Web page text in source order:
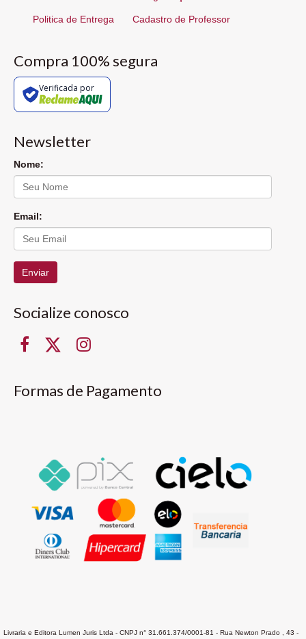
Politica de Entrega Cadastro de Professor
Compra 100% segura
Verificada por
Newsletter
Nome:
Email:
Enviar
Socialize conosco
Formas de Pagamento
Livraria e Editora Lumen Juris Ltda - CNPJ n° 31.661.374/0001-81 - Rua Newton Prado , 43 -